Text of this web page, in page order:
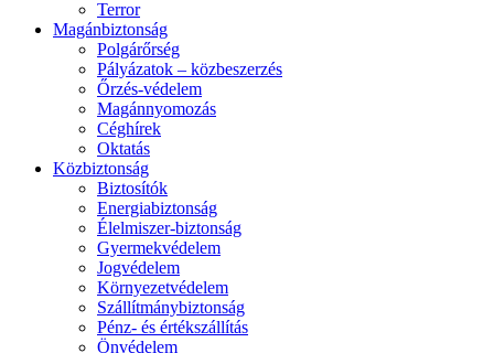
Terror
Magánbiztonság
Polgárőrség
Pályázatok – közbeszerzés
Őrzés-védelem
Magánnyomozás
Céghírek
Oktatás
Közbiztonság
Biztosítók
Energiabiztonság
Élelmiszer-biztonság
Gyermekvédelem
Jogvédelem
Környezetvédelem
Szállítmánybiztonság
Pénz- és értékszállítás
Önvédelem